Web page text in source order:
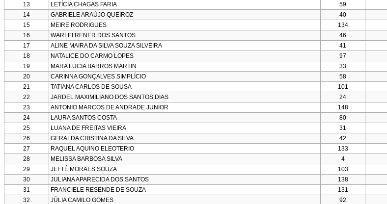
13
LETÍCIA CHAGAS FARIA 59
14
GABRIELE ARAÚJO QUEIROZ 40
15
MEIRE RODRIGUES 134
16
WARLEI RENER DOS SANTOS 46
17
ALINE MAIRA DA SILVA SOUZA SILVEIRA 41
18
NATALICE DO CARMO LOPES 97
19
MARA LUCIA BARROS MARTIN 33
20
CARINNA GONÇALVES SIMPLÍCIO 58
21
TATIANA CARLOS DE SOUSA 101
22
JARDEL MAXIMILIANO DOS SANTOS DIAS 24
23
ANTONIO MARCOS DE ANDRADE JUNIOR 148
24
LAURA SANTOS COSTA 80
25
LUANA DE FREITAS VIEIRA 31
26
GERALDA CRISTINA DA SILVA 42
27
RAQUEL AQUINO ELEOTERIO 133
28
MELISSA BARBOSA SILVA 4
29
JEFTÉ MORAES SOUZA 103
30
JULIANA APARECIDA DOS SANTOS 138
31
FRANCIELE RESENDE DE SOUZA 131
32
JÚLIA CAMILO GOMES 92